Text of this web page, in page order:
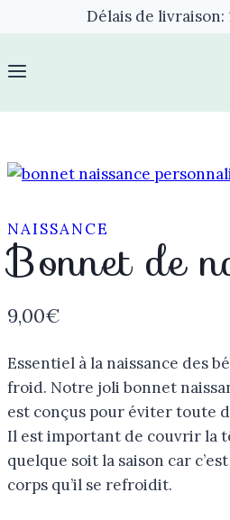
Délais de livraison:
NAISSANCE
Bonnet de
9,00€
Essentiel à la naissance des
froid. Notre joli bonnet
est conçus pour éviter toute
Il est important de couvrir la
quelque soit la saison car
corps qu’il se refroidit.